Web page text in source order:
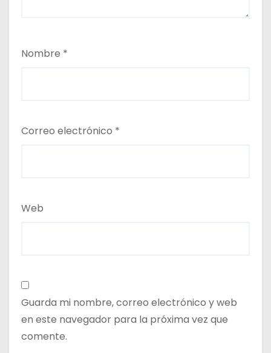
Nombre *
Correo electrónico *
Web
Guarda mi nombre, correo electrónico y web
en este navegador para la próxima vez que
comente.